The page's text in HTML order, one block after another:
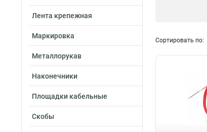
Лента крепежная
Маркировка
Металлорукав
Наконечники
Площадки кабельные
Скобы
Сортировать по: